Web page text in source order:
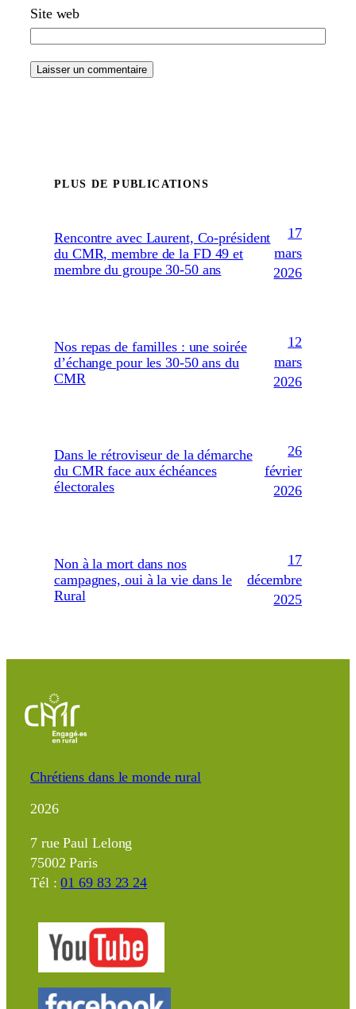
Site web
PLUS DE PUBLICATIONS
Rencontre avec Laurent, Co-président
du CMR, membre de la FD 49 et
membre du groupe 30-50 ans
17
mars
2026
Nos repas de familles : une soirée
d’échange pour les 30-50 ans du
CMR
12
mars
2026
Dans le rétroviseur de la démarche
du CMR face aux échéances
électorales
26
février
2026
Non à la mort dans nos
campagnes, oui à la vie dans le
Rural
17
décembre
2025
Chrétiens dans le monde rural
2026
7 rue Paul Lelong
75002 Paris
Tél :01 69 83 23 24